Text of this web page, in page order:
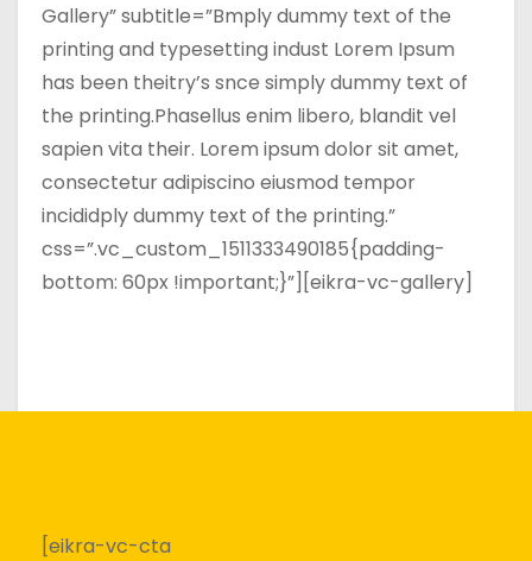
Gallery” subtitle=”Bmply dummy text of the
printing and typesetting indust Lorem Ipsum
has been theitry’s snce simply dummy text of
the printing.Phasellus enim libero, blandit vel
sapien vita their. Lorem ipsum dolor sit amet,
consectetur adipiscino eiusmod tempor
incididply dummy text of the printing.”
css=”.vc_custom_1511333490185{padding-
bottom: 60px !important;}”][eikra-vc-gallery]
[eikra-vc-cta